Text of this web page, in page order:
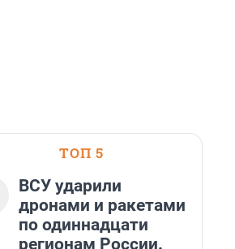
ТОП 5
ВСУ ударили
дронами и ракетами
по одиннадцати
регионам России.